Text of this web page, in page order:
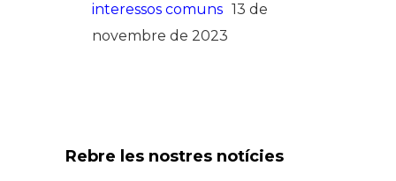
interessos comuns 13 de
novembre de 2023
Rebre les nostres notícies